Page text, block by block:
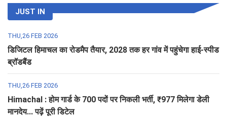
JUST IN
THU,26 FEB 2026
डिजिटल हिमाचल का रोडमैप तैयार, 2028 तक हर गांव में पहुंचेगा हाई-स्पीड
ब्रॉडबैंड
THU,26 FEB 2026
Himachal : होम गार्ड के 700 पदों पर निकली भर्ती, ₹977 मिलेगा डेली
मानदेय... पढ़ें पूरी डिटेल